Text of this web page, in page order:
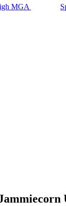
MGA